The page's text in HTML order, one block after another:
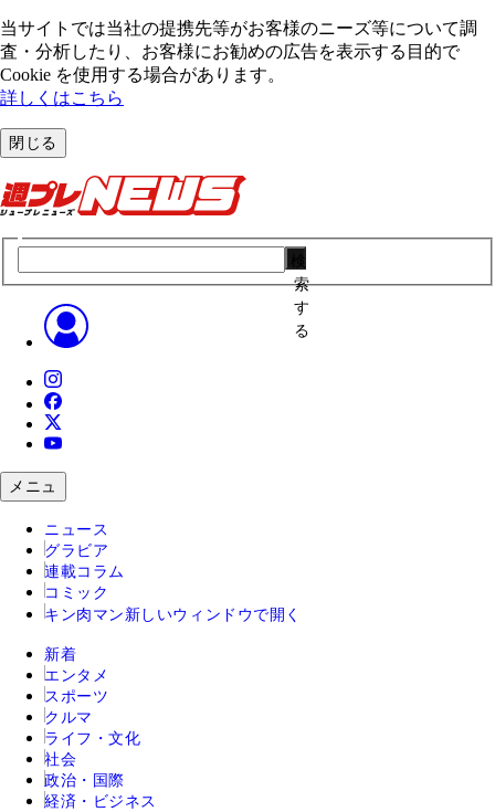
当サイトでは当社の提携先等がお客様のニーズ等について調
査・分析したり、お客様にお勧めの広告を表⽰する⽬的で
Cookie を使⽤する場合があります。
詳しくはこちら
閉じる
索
す
る
メニュ
ニュース
グラビア
連載コラム
コミック
キン肉マン 新しいウィンドウで開く
新着
エンタメ
スポーツ
クルマ
ライフ・文化
社会
政治・国際
経済・ビジネス